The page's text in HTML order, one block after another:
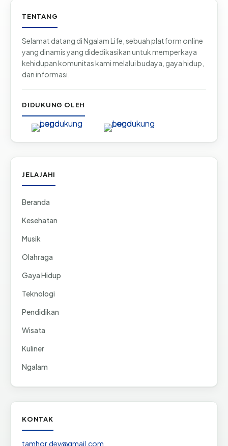
TENTANG
Selamat datang di Ngalam Life, sebuah platform online
yang dinamis yang didedikasikan untuk memperkaya
kehidupan komunitas kami melalui budaya, gaya hidup,
dan informasi.
DIDUKUNG OLEH
JELAJAHI
Beranda
Kesehatan
Musik
Olahraga
Gaya Hidup
Teknologi
Pendidikan
Wisata
Kuliner
Ngalam
KONTAK
tamhor.dev@gmail.com